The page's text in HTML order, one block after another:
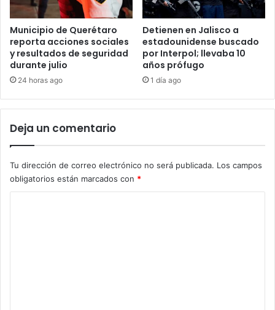
Municipio de Querétaro
reporta acciones sociales
y resultados de seguridad
durante julio
24 horas ago
Detienen en Jalisco a
estadounidense buscado
por Interpol; llevaba 10
años prófugo
1 día ago
Deja un comentario
Tu dirección de correo electrónico no será publicada. Los campos
obligatorios están marcados con *